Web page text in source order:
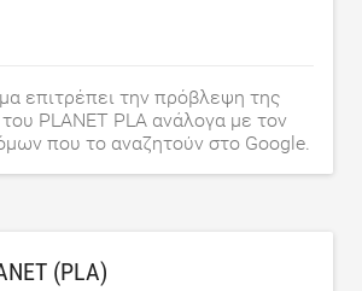
επιτρέπει την πρόβλεψη της
PLANET PLA ανάλογα με τον
που το αναζητούν στο Google.
(PLA)